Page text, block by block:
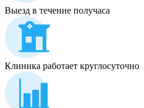
Выезд в течение получаса
Клиника работает круглосуточно